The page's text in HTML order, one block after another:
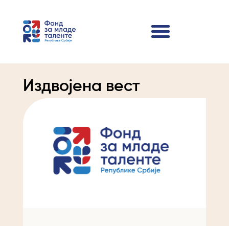
Издвојена вест